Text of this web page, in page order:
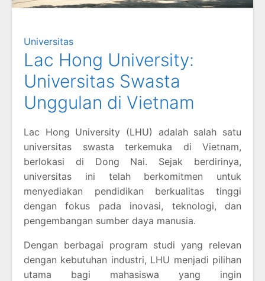
Universitas
Lac Hong University:
Universitas Swasta
Unggulan di Vietnam
Lac Hong University (LHU) adalah salah satu
universitas swasta terkemuka di Vietnam,
berlokasi di Dong Nai. Sejak berdirinya,
universitas ini telah berkomitmen untuk
menyediakan pendidikan berkualitas tinggi
dengan fokus pada inovasi, teknologi, dan
pengembangan sumber daya manusia.
Dengan berbagai program studi yang relevan
dengan kebutuhan industri, LHU menjadi pilihan
utama bagi mahasiswa yang ingin